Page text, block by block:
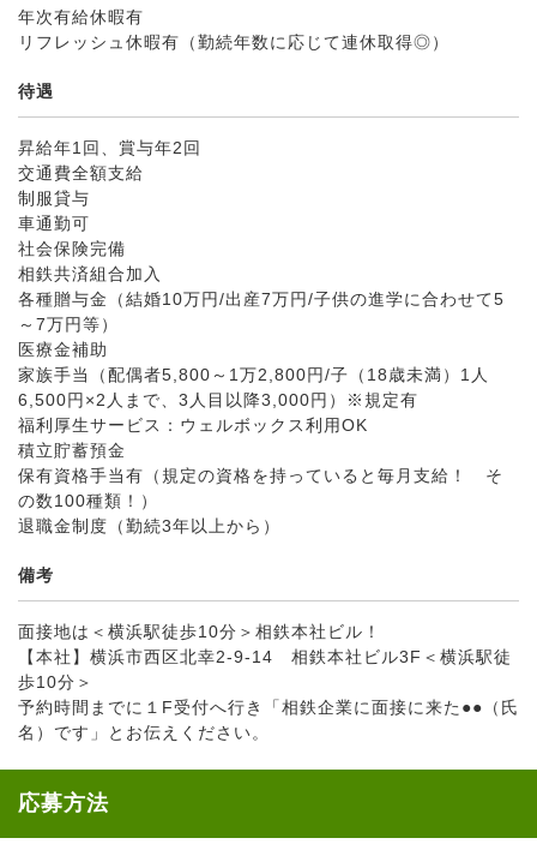
年次有給休暇有
リフレッシュ休暇有（勤続年数に応じて連休取得◎）
待遇
昇給年1回、賞与年2回
交通費全額支給
制服貸与
車通勤可
社会保険完備
相鉄共済組合加入
各種贈与金（結婚10万円/出産7万円/子供の進学に合わせて5
～7万円等）
医療金補助
家族手当（配偶者5,800～1万2,800円/子（18歳未満）1人
6,500円×2人まで、3人目以降3,000円）※規定有
福利厚生サービス：ウェルボックス利用OK
積立貯蓄預金
保有資格手当有（規定の資格を持っていると毎月支給！ そ
の数100種類！）
退職金制度（勤続3年以上から）
備考
面接地は＜横浜駅徒歩10分＞相鉄本社ビル！
【本社】横浜市西区北幸2-9-14 相鉄本社ビル3F＜横浜駅徒
歩10分＞
予約時間までに１F受付へ行き「相鉄企業に面接に来た●●（氏
名）です」とお伝えください。
応募方法